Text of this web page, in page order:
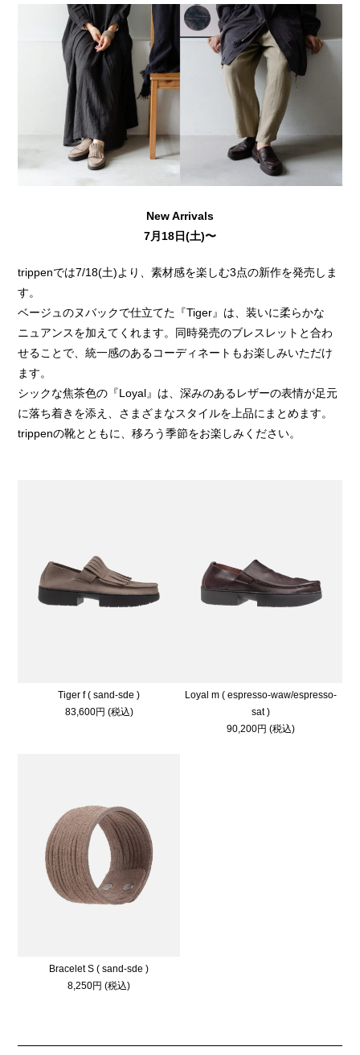
New Arrivals
7月18日(土)〜
trippenでは7/18(土)より、素材感を楽しむ3点の新作を発売しま
す。
ベージュのヌバックで仕立てた『Tiger』は、装いに柔らかな
ニュアンスを加えてくれます。同時発売のブレスレットと合わ
せることで、統一感のあるコーディネートもお楽しみいただけ
ます。
シックな焦茶色の『Loyal』は、深みのあるレザーの表情が足元
に落ち着きを添え、さまざまなスタイルを上品にまとめます。
trippenの靴とともに、移ろう季節をお楽しみください。
Tiger f ( sand-sde )
83,600円 (税込)
Loyal m ( espresso-waw/espresso-
sat )
90,200円 (税込)
Bracelet S ( sand-sde )
8,250円 (税込)